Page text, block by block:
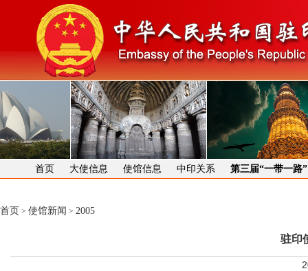
首页 大使信息 使馆信息 中印关系 第三届“一带一路
首页 > 使馆新闻 > 2005
驻印